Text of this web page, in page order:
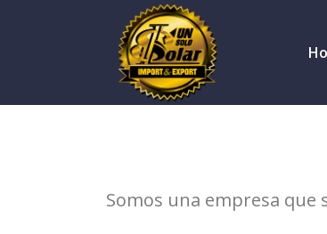
Somos una empresa que